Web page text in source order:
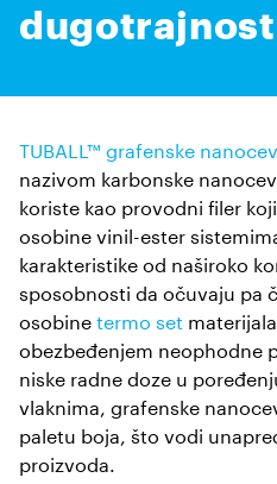
TUBALL™ grafenske
nazivom karbonske
koriste kao provodni filer
osobine vinil-ester
karakteristike od naširoko
sposobnosti da očuvaju pa
osobinetermo set
obezbeđenjem neophodne
niske radne doze u
vlaknima, grafenske
paletu boja, što vodi
proizvoda.